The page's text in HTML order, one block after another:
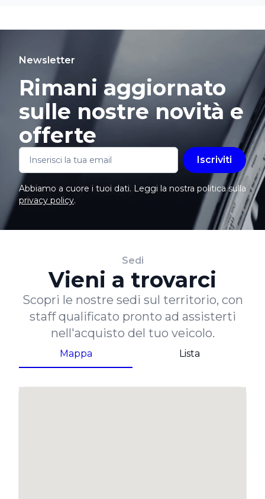
Newsletter
Rimani aggiornato
sulle nostre novità e
offerte
Iscriviti
Abbiamo a cuore i tuoi dati. Leggi la nostra politica sulla
privacy policy.
Sedi
Vieni a trovarci
Scopri le nostre sedi sul territorio, con
staff qualificato pronto ad assisterti
nell'acquisto del tuo veicolo.
Mappa Lista